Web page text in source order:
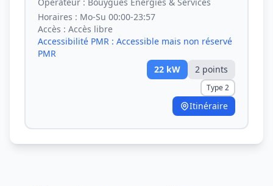
Horaires : Mo-Su 00:00-23:57
Accès : Accès libre
Accessibilité PMR : Accessible mais non réservé
PMR
22 kW 2 points
Type 2
Itinéraire